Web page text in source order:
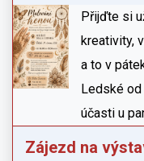
Přijďte si
kreativity,
a to v
Ledské
účasti u
Zájezd na